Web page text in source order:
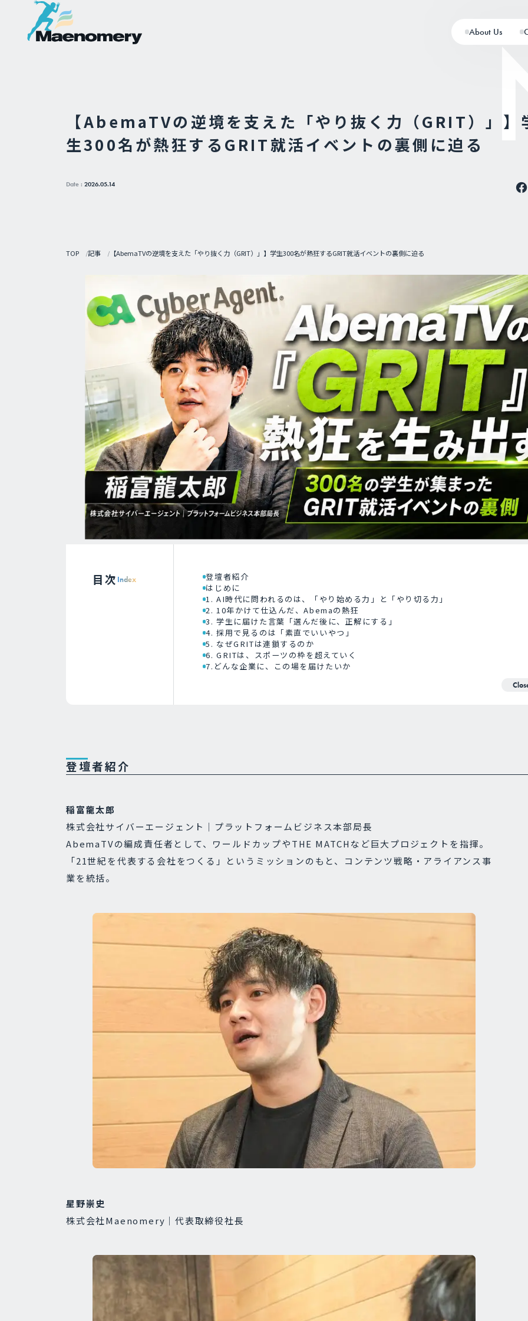
About Us
【AbemaTVの逆境を支えた「やり抜く力（GRIT）」】
生300名が熱狂するGRIT就活イベントの裏側に迫る
Date : 2026.05.14
TOP 記事 【AbemaTVの逆境を支えた「やり抜く力（GRIT）」】学生300名が熱狂するGRIT就活イベントの裏側に迫る
目次 Index
登壇者紹介
はじめに
1. AI時代に問われるのは、「やり始める力」と「やり切る力」
2. 10年かけて仕込んだ、Abemaの熱狂
3. 学生に届けた言葉「選んだ後に、正解にする」
4. 採用で見るのは「素直でいいやつ」
5. なぜGRITは連鎖するのか
6. GRITは、スポーツの枠を超えていく
7.どんな企業に、この場を届けたいか
登壇者紹介
稲富龍太郎
株式会社サイバーエージェント｜プラットフォームビジネス本部局長
AbemaTVの編成責任者として、ワールドカップやTHE MATCHなど巨大プロジェクトを指揮。
「21世紀を代表する会社をつくる」というミッションのもと、コンテンツ戦略・アライアンス事
業を統括。
星野崇史
株式会社Maenomery｜代表取締役社長